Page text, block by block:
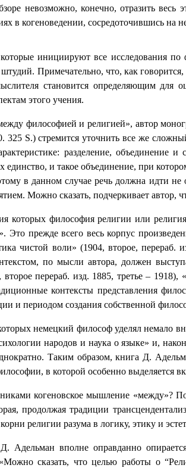
невозможно, конечно, отразить весь
в когеноведении, сосредоточившись на
инициируют все исследования по
Примечательно, что, как
становится определяющим для
этого учения.
философией и религией», автор
325 S.) стремится уточнить все же
разделение, объединение
и такое объединение, при
в данном случае речь должна идти
Можно сказать, подчеркивает
которых философия религии или
прежде всего весь корпус
чистой воли» (1904, второе,
по мысли автора, должен
перераб. изд. 1885, третье –
контексты представления
и периодом создания собственной
немецкий философ уделял немало
народов и наука о языке» и,
Таким образом, книга Д.
в которой особенно выделяется
когеновское мышление
продолжая традиции
религии разума в логику, этику и
Адельман вполне оправданно
сказать, что целью работы о